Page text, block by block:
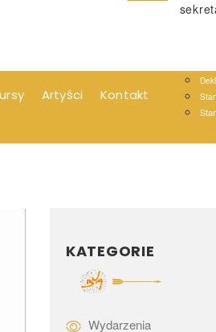
Artyści Kontakt
KATEGORIE
Wydarzenia